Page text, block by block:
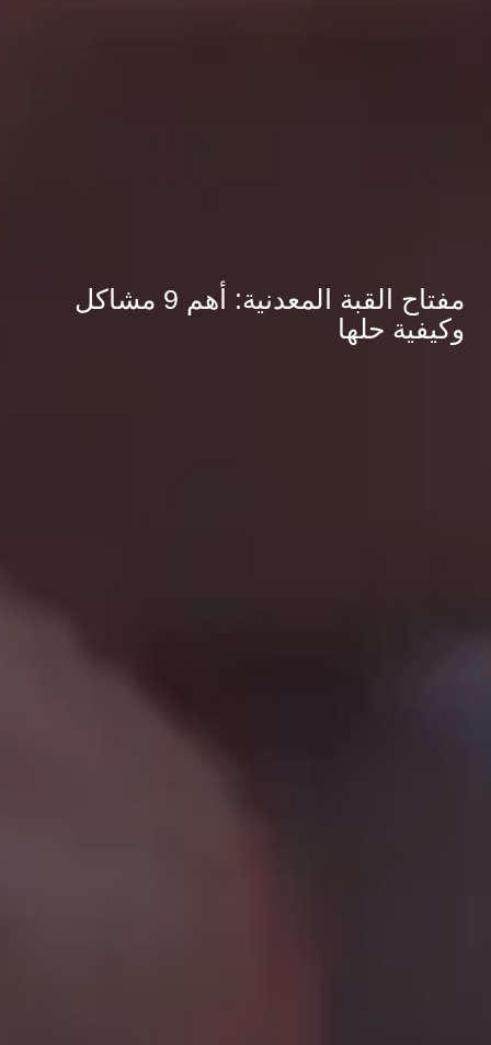
مفتاح القبة المعدنية: أهم 9 مشاكل
وكيفية حلها